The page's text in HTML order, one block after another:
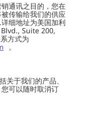
通讯之目的，您在
传输给我们的供应
细地址为美国加利
Suite 200,
方式为
。
关于我们的产品、
可以随时取消订